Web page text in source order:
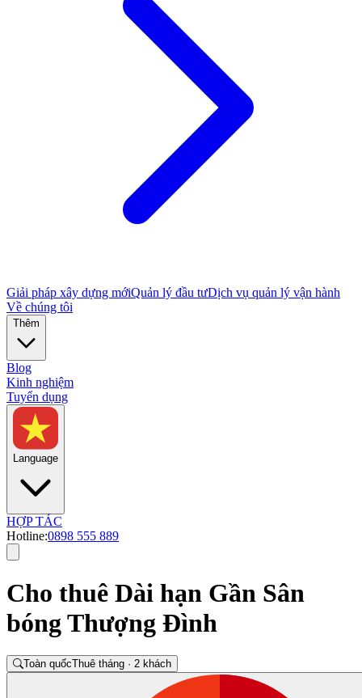
Giải pháp xây dựng mớiQuản lý đầu tưDịch vụ quản lý vận hành
Về chúng tôi
Thêm
Blog
Kinh nghiệm
Tuyển dụng
Language
HỢP TÁC
Hotline:0898 555 889
Cho thuê Dài hạn Gần Sân
bóng Thượng Đình
Toàn quốcThuê tháng · 2 khách